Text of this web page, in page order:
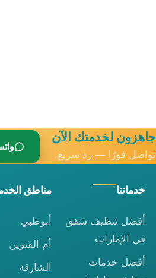
جاهزون لخدمتك الآن
تواصل فورًا — رد سريع.
خدماتنا
أفضل تنظيف شقق
في الإمارات
أفضل خدمات
مناطق
أبوظبي
أم القيوين
الشارقة